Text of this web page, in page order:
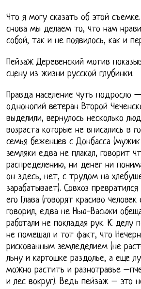
Что я могу сказать об этой
снова мы делаем то, что нам
собой, так и не появилось, как и
Пейзаж Деревенский мотив
сцену из жизни русской глубинки.
Правда население чуть подросло
одноногий ветеран Второй
выделили, вернулось несколько
возраста которые не вписались в
семья беженцев с Донбасса
земляки едва не плакал, говорит
распределению, ни денег ни
он здесь, нет, с трудом на
зарабатывает). Совхоз
его Глава (говорят красиво
говорил, едва не Нью-Васюки
работали не покладая рук. К делу
не помешал и тот факт, что
рискованным земледелием (не
льну и картошке раздолье, а еще
можно растить и разнотравье
и лес вокруг). Ведь пейзаж – это